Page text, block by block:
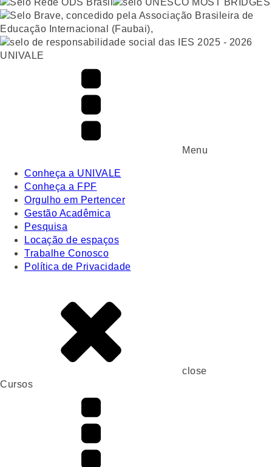
UNIVALE
Menu
Conheça a UNIVALE
Conheça a FPF
Orgulho em Pertencer
Gestão Acadêmica
Pesquisa
Locação de espaços
Trabalhe Conosco
Política de Privacidade
close
Cursos